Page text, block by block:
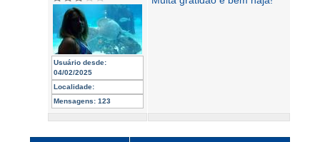
Usuário desde:
04/02/2025
Localidade:
Mensagens: 123